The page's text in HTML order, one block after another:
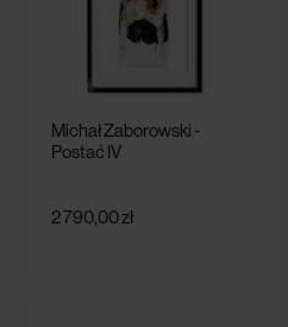
Michał Zaborowski -
Postać IV
2 790,00 zł